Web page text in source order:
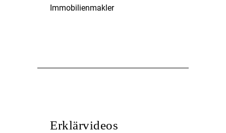
Immobilienmakler
Erklärvideos